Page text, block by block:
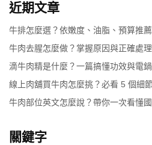
近期文章
牛排怎麼選？依嫩度、油脂、預算推
牛肉去腥怎麼做？掌握原因與正確處
滴牛肉精是什麼？一篇搞懂功效與電
線上肉舖買牛肉怎麼挑？必看 5 個細
牛肉部位英文怎麼說？帶你一次看懂
關鍵字